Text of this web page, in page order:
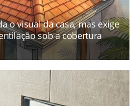
o visual da casa, mas exige
sob a cobertura